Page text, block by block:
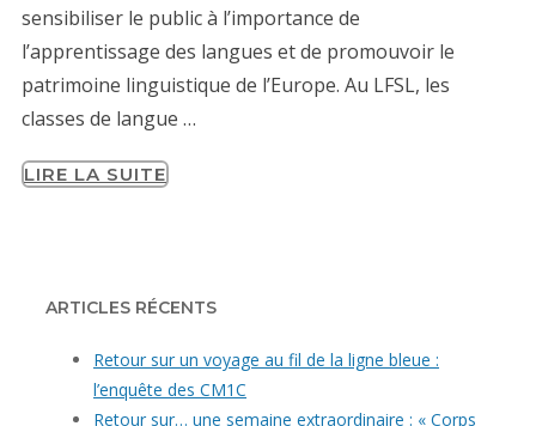
sensibiliser le public à l’importance de
l’apprentissage des langues et de promouvoir le
patrimoine linguistique de l’Europe. Au LFSL, les
classes de langue …
LIRE LA SUITE
ARTICLES RÉCENTS
Retour sur un voyage au fil de la ligne bleue :
l’enquête des CM1C
Retour sur… une semaine extraordinaire : « Corps